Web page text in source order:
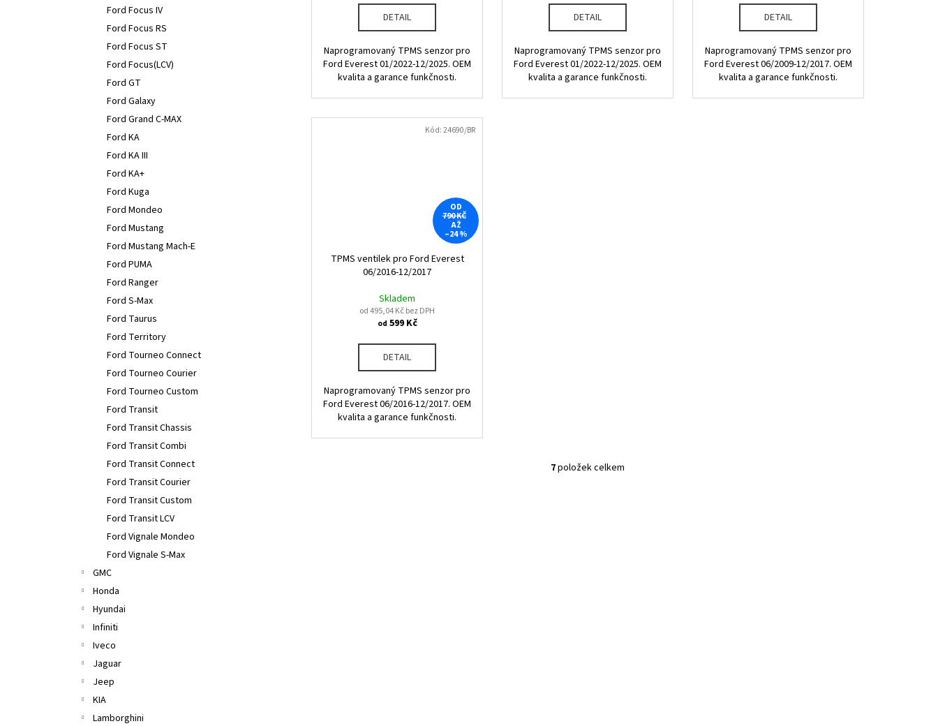
Ford Focus IV
Ford Focus RS
Ford Focus ST
Ford Focus(LCV)
Ford GT
Ford Galaxy
Ford Grand C-MAX
Ford KA
Ford KA III
Ford KA+
Ford Kuga
Ford Mondeo
Ford Mustang
Ford Mustang Mach-E
Ford PUMA
Ford Ranger
Ford S-Max
Ford Taurus
Ford Territory
Ford Tourneo Connect
Ford Tourneo Courier
Ford Tourneo Custom
Ford Transit
Ford Transit Chassis
Ford Transit Combi
Ford Transit Connect
Ford Transit Courier
Ford Transit Custom
Ford Transit LCV
Ford Vignale Mondeo
Ford Vignale S-Max
GMC
Honda
Hyundai
Infiniti
Iveco
Jaguar
Jeep
KIA
Lamborghini
DETAIL
Naprogramovaný TPMS senzor pro
Ford Everest 01/2022-12/2025. OEM
kvalita a garance funkčnosti.
DETAIL
Naprogramovaný TPMS senzor pro
Ford Everest 01/2022-12/2025. OEM
kvalita a garance funkčnosti.
DETAIL
Naprogramovaný TPMS senzor pro
Ford Everest 06/2009-12/2017. OEM
kvalita a garance funkčnosti.
OD
790 KČ
AŽ
–24 %
TPMS ventilek pro Ford Everest
06/2016-12/2017
Skladem
od 495,04 Kč bez DPH
od 599 Kč
DETAIL
Naprogramovaný TPMS senzor pro
Ford Everest 06/2016-12/2017. OEM
kvalita a garance funkčnosti.
Kód:24690/BR
O
7položek celkem